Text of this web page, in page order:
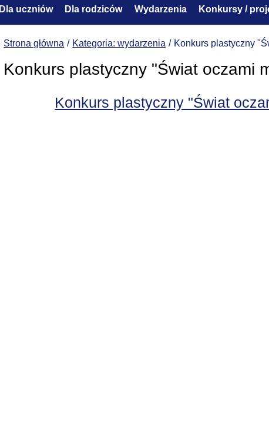
Dla uczniów Dla rodziców Wydarzenia Konkursy /
Strona główna Kategoria: wydarzenia Konkurs plastyczny
Konkurs plastyczny "Świat oczami
Konkurs plastyczny "Świat